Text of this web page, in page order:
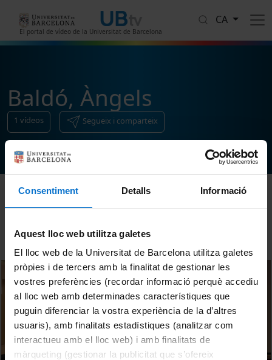
Consentiment Detalls Informació
Aquest lloc web utilitza galetes
El lloc web de la Universitat de Barcelona utilitza galetes
pròpies i de tercers amb la finalitat de gestionar les
vostres preferències (recordar informació perquè accediu
al lloc web amb determinades característiques que
puguin diferenciar la vostra experiència de la d’altres
usuaris), amb finalitats estadístiques (analitzar com
interactueu amb el lloc web) i amb finalitats de
màrqueting (gestionar la publicitat que s’ofereix
El portal de vídeo de la Universitat de Barcelona
CA
Baldó, Àngels
1 vídeos Segueix i comparteix
Ordenar